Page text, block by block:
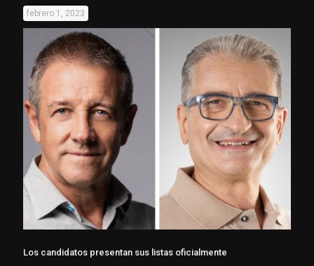
febrero 1, 2023
Los candidatos presentan sus listas oficialmente